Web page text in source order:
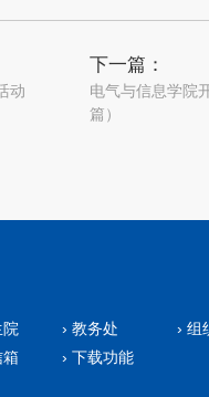
动
下一篇：
电气与信息学院
篇）
院 › 教务处
› 组
箱 › 下载功能